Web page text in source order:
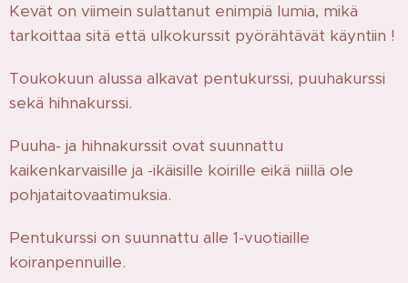
Kevät on viimein sulattanut enimpiä lumia, mikä
tarkoittaa sitä että ulkokurssit pyörähtävät käyntiin !
Toukokuun alussa alkavat pentukurssi, puuhakurssi
sekä hihnakurssi.
Puuha- ja hihnakurssit ovat suunnattu
kaikenkarvaisille ja -ikäisille koirille eikä niillä ole
pohjataitovaatimuksia.
Pentukurssi on suunnattu alle 1-vuotiaille
koiranpennuille.